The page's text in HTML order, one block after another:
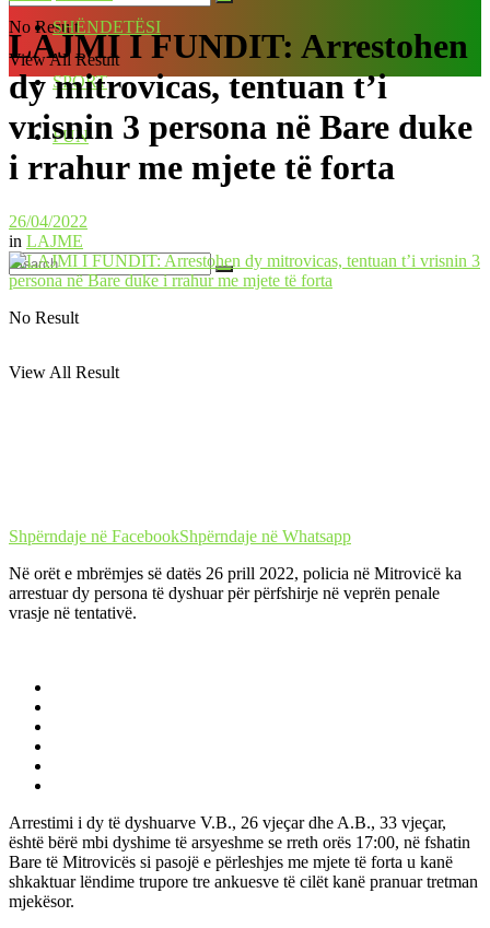
No Result
View All Result
SHËNDETËSI
SPORT
FUN
No Result
View All Result
LAJMI I FUNDIT: Arrestohen
dy mitrovicas, tentuan t’i
vrisnin 3 persona në Bare duke
i rrahur me mjete të forta
26/04/2022
in LAJME
Shpërndaje në FacebookShpërndaje në Whatsapp
Në orët e mbrëmjes së datës 26 prill 2022, policia në Mitrovicë ka
arrestuar dy persona të dyshuar për përfshirje në veprën penale
vrasje në tentativë.
Arrestimi i dy të dyshuarve V.B., 26 vjeçar dhe A.B., 33 vjeçar,
është bërë mbi dyshime të arsyeshme se rreth orës 17:00, në fshatin
Bare të Mitrovicës si pasojë e përleshjes me mjete të forta u kanë
shkaktuar lëndime trupore tre ankuesve të cilët kanë pranuar tretman
mjekësor.